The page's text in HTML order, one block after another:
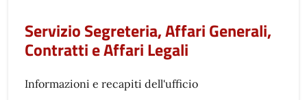
Servizio Segreteria, Affari Generali,
Contratti e Affari Legali
Informazioni e recapiti dell'ufficio